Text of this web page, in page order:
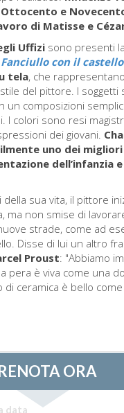
Palazzo Vecchio
Santa Maria Novella
Santa Croce
Prenota ora
Prenota una visita guidata
Solo biglietti ad Ingresso
e
di Matisse e
Uffizi sono presenti la
Fanciullo con il
tela, che rappresentano
del pittore. I soggetti
un composizioni
I colori sono resi
dei giovani.
uno dei
dell’infanzia
della sua vita, il pittore
ma non smise di
strade, come ad
Disse di lui un altro
Proust: "Abbiamo
pera è viva come una
di ceramica è bello